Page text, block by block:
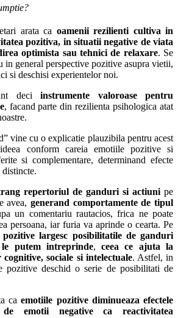
arata ca oamenii rezilienti cultiva in
pozitiva, in situatii negative de viata
optimista sau tehnici de relaxare. Se
in general perspective pozitive asupra vietii,
si deschisi experientelor noi.
deci instrumente valoroase pentru
, facand parte din rezilienta psihologica atat
vine cu o explicatie plauzibila pentru acest
conform careia emotiile pozitive si
si complementare, determinand efecte
repertoriul de ganduri si actiuni pe
avea, generand comportamente de tipul
un comentariu rautacios, frica ne poate
persoana, iar furia va aprinde o cearta. Pe
pozitive largesc posibilitatile de ganduri
putem intreprinde,ceea ce ajuta la
sociale si intelectuale. Astfel, in
pozitive deschid o serie de posibilitati de
caemotiile pozitive diminueaza efectele
de emotii negative ca reactivitatea